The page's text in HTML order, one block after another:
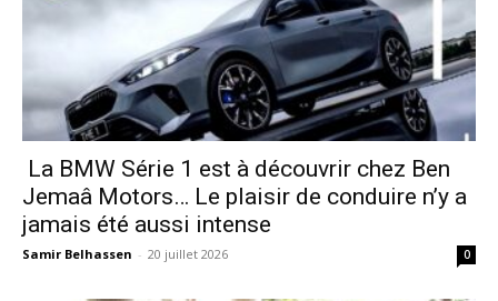
La BMW Série 1 est à découvrir chez Ben
Jemaâ Motors… Le plaisir de conduire n’y a
jamais été aussi intense
Samir Belhassen - 20 juillet 2026 0